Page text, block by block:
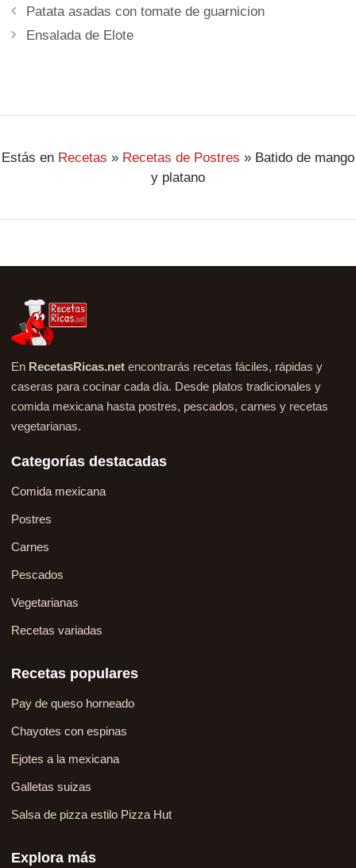
Patata asadas con tomate de guarnicion
Ensalada de Elote
Estás en Recetas » Recetas de Postres » Batido de mango
y platano
En RecetasRicas.net encontrarás recetas fáciles, rápidas y
caseras para cocinar cada día. Desde platos tradicionales y
comida mexicana hasta postres, pescados, carnes y recetas
vegetarianas.
Categorías destacadas
Comida mexicana
Postres
Carnes
Pescados
Vegetarianas
Recetas variadas
Recetas populares
Pay de queso horneado
Chayotes con espinas
Ejotes a la mexicana
Galletas suizas
Salsa de pizza estilo Pizza Hut
Explora más